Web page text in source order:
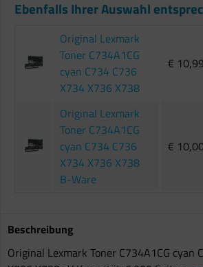
Ebenfalls Ihrer Auswahl
Original Lexmark
Toner C734A1CG
cyan C734 C736
X734 X736 X738
€
Original Lexmark
Toner C734A1CG
cyan C734 C736
X734 X736 X738
B-Ware
€
Beschreibung
Original Lexmark Toner C734A1CG cyan